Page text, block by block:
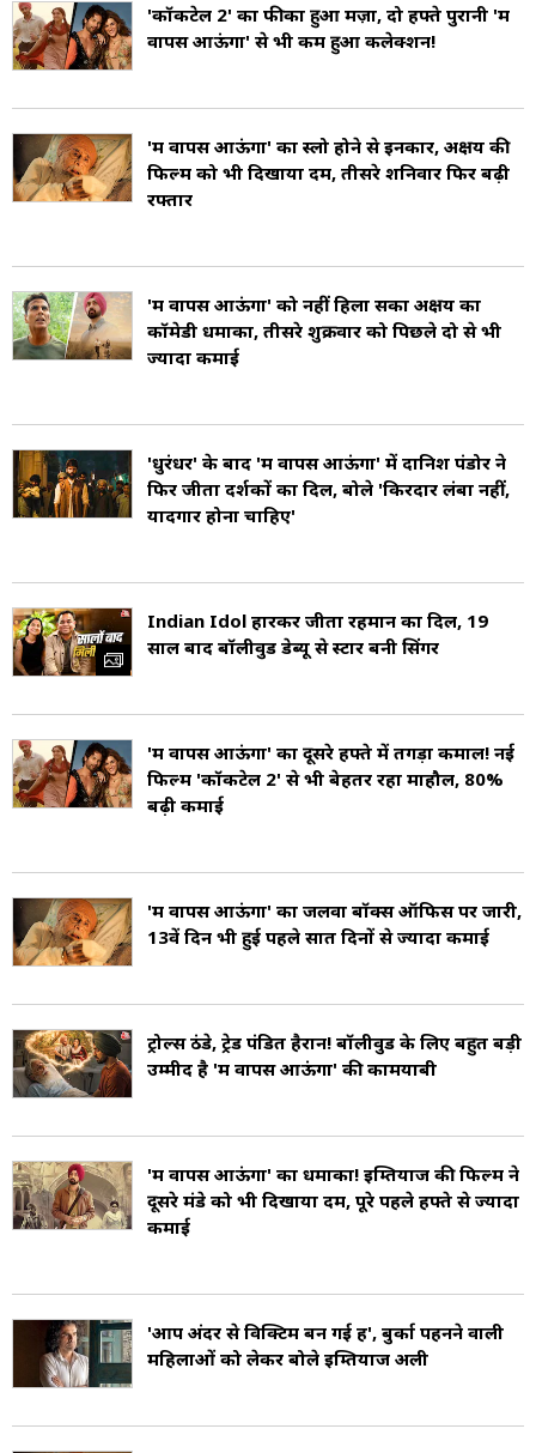
'कॉकटेल 2' का फीका हुआ मज़ा, दो हफ्ते पुरानी 'मैं
वापस आऊंगा' से भी कम हुआ कलेक्शन!
'मैं वापस आऊंगा' का स्लो होने से इनकार, अक्षय की
फिल्म को भी दिखाया दम, तीसरे शनिवार फिर बढ़ी
रफ्तार
'मैं वापस आऊंगा' को नहीं हिला सका अक्षय का
कॉमेडी धमाका, तीसरे शुक्रवार को पिछले दो से भी
ज्यादा कमाई
'धुरंधर' के बाद 'मैं वापस आऊंगा' में दानिश पंडोर ने
फिर जीता दर्शकों का दिल, बोले 'किरदार लंबा नहीं,
यादगार होना चाहिए'
Indian Idol हारकर जीता रहमान का दिल, 19
साल बाद बॉलीवुड डेब्यू से स्टार बनी सिंगर
'मैं वापस आऊंगा' का दूसरे हफ्ते में तगड़ा कमाल! नई
फिल्म 'कॉकटेल 2' से भी बेहतर रहा माहौल, 80%
बढ़ी कमाई
'मैं वापस आऊंगा' का जलवा बॉक्स ऑफिस पर जारी,
13वें दिन भी हुई पहले सात दिनों से ज्यादा कमाई
ट्रोल्स ठंडे, ट्रेड पंडित हैरान! बॉलीवुड के लिए बहुत बड़ी
उम्मीद है 'मैं वापस आऊंगा' की कामयाबी
'मैं वापस आऊंगा' का धमाका! इम्तियाज की फिल्म ने
दूसरे मंडे को भी दिखाया दम, पूरे पहले हफ्ते से ज्यादा
कमाई
'आप अंदर से विक्टिम बन गई हैं', बुर्का पहनने वाली
महिलाओं को लेकर बोले इम्तियाज अली